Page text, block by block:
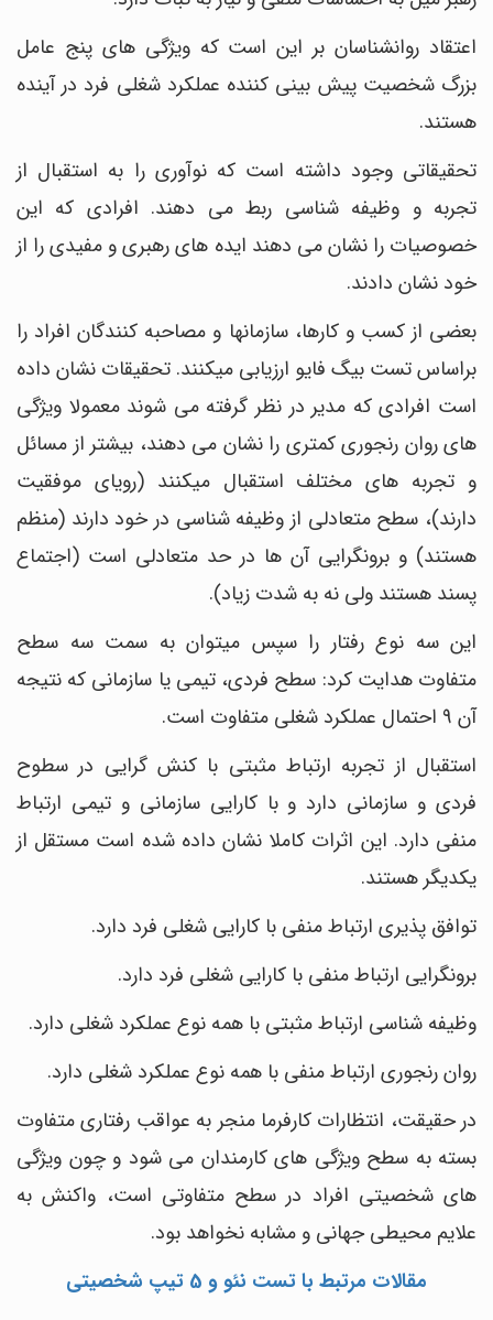
اعتقاد روانشناسان بر این است که ویژگی های پنج عامل
بزرگ شخصیت پیش ‎بینی کننده عملکرد شغلی فرد در آینده
هستند.
تحقیقاتی وجود داشته است که نوآوری را به استقبال از
تجربه و وظیفه شناسی ربط می دهند. افرادی که این
خصوصیات را نشان می دهند ایده‎ های رهبری و مفیدی را از
خود نشان دادند.
بعضی از کسب و کارها، سازمان‎ها و مصاحبه‎ کنندگان افراد را
براساس تست بیگ فایو ارزیابی می‎کنند. تحقیقات نشان داده
است افرادی که مدیر در نظر گرفته می شوند معمولا ویژگی
های روان ‎رنجوری کمتری را نشان می دهند، بیشتر از مسائل
و تجربه ‎های مختلف استقبال می‎کنند (رویای موفقیت
دارند)، سطح متعادلی از وظیفه ‎شناسی در خود دارند (منظم
پسند هستند ولی نه به شدت زیاد).
این سه نوع رفتار را سپس می‎توان به سمت سه سطح
متفاوت هدایت کرد: سطح فردی، تیمی یا سازمانی که نتیجه
آن 9 احتمال عملکرد شغلی متفاوت است.
استقبال از تجربه ارتباط مثبتی با کنش گرایی در سطوح
فردی و سازمانی دارد و با کارایی سازمانی و تیمی ارتباط
منفی دارد. این اثرات کاملا نشان داده شده است مستقل از
یکدیگر هستند.
توافق پذیری ارتباط منفی با کارایی شغلی فرد دارد.
برونگرایی ارتباط منفی با کارایی شغلی فرد دارد.
وظیفه‎ شناسی ارتباط مثبتی با همه نوع عملکرد شغلی دارد.
روان ‎رنجوری ارتباط منفی با همه نوع عملکرد شغلی دارد.
در حقیقت، انتظارات کارفرما منجر به عواقب رفتاری متفاوت
بسته به سطح ویژگی های کارمندان می شود و چون ویژگی
های شخصیتی افراد در سطح متفاوتی است، واکنش به
علایم محیطی جهانی و مشابه نخواهد بود.
مقالات مرتبط با تست نئو و 5 تیپ شخصیتی